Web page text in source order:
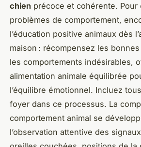
chien précoce et cohérente. Pour
problèmes de comportement,
l’éducation positive animaux dès
maison : récompensez les
les comportements indésirables,
alimentation animale équilibrée
l’équilibre émotionnel. Incluez
foyer dans ce processus. La
comportement animal se
l’observation attentive des